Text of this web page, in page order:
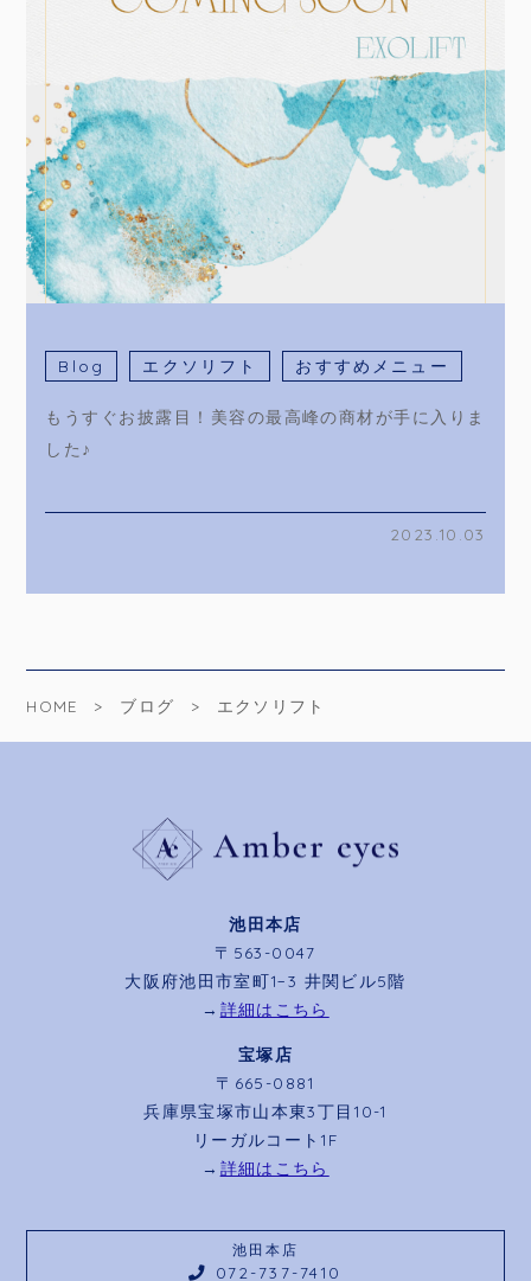
Blog エクソリフト おすすめメニュー
もうすぐお披露目！美容の最高峰の商材が手に入りま
した♪
2023.10.03
HOME ブログ エクソリフト
池田本店
〒563-0047
大阪府池田市室町1−3 井関ビル5階
→ 詳細はこちら
宝塚店
〒665-0881
兵庫県宝塚市山本東3丁目10-1
リーガルコート1F
→ 詳細はこちら
池田本店
072-737-7410